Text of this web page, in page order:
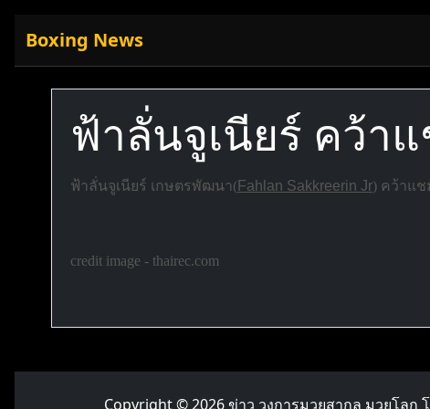
Boxing News
ฟ้าลั่นจูเนียร์ คว้า
ฟ้าลั่นจูเนียร์ เกษตรพัฒนา(Fahlan Sakkreerin Jr) คว้าแ
credit image - thairec.com
Copyright © 2026ข่าว วงการมวยสากล มวยโลก